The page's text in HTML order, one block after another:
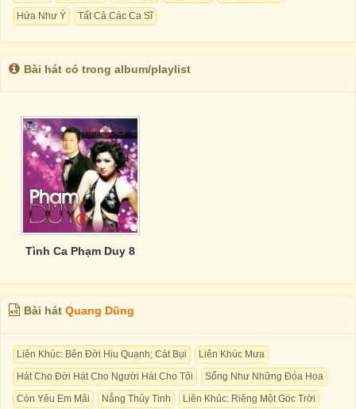
Hứa Như Ý
Tất Cả Các Ca Sĩ
Bài hát có trong album/playlist
Tình Ca Phạm Duy 8
Bài hát Quang Dũng
Liên Khúc: Bên Đời Hiu Quạnh; Cát Bụi
Liên Khúc Mưa
Hát Cho Đời Hát Cho Người Hát Cho Tôi
Sống Như Những Đóa Hoa
Còn Yêu Em Mãi
Nắng Thủy Tinh
Liên Khúc: Riêng Một Góc Trời